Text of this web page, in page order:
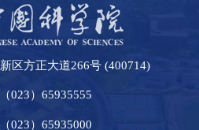
区方正大道266号 (400714)
023）65935555
023）65935000